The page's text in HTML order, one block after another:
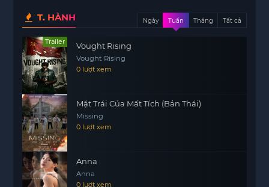
T. HÀNH Ngày Tuần Tháng Tất cả
Trailer Vought Rising
Vought Rising
0 lượt xem
Mặt Trái Của Mất Tích (Bản Thái)
Missing
0 lượt xem
Anna
Anna
0 lượt xem